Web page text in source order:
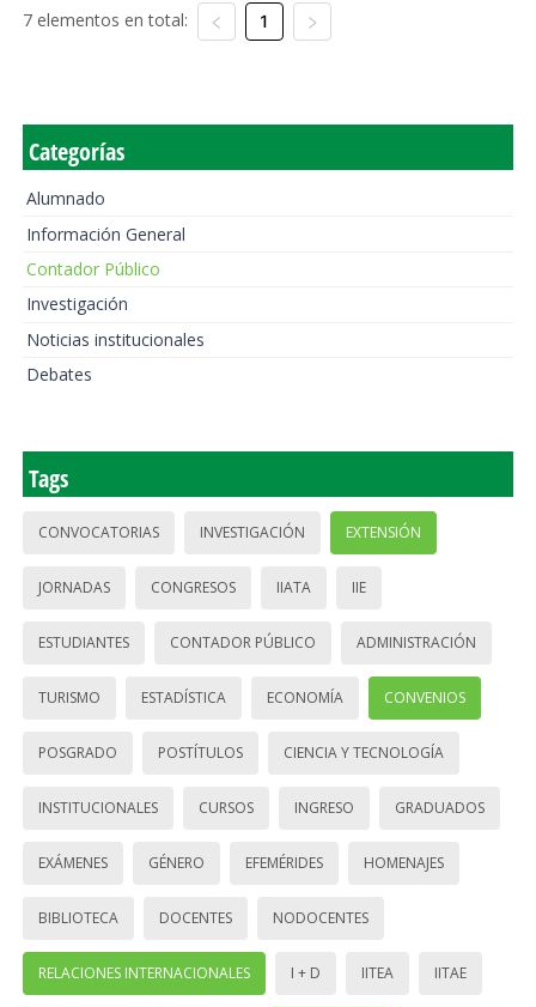
7 elementos en total: 1
Categorías
Alumnado
Información General
Contador Público
Investigación
Noticias institucionales
Debates
Tags
CONVOCATORIAS INVESTIGACIÓN EXTENSIÓN
JORNADAS CONGRESOS IIATA IIE
ESTUDIANTES CONTADOR PÚBLICO ADMINISTRACIÓN
TURISMO ESTADÍSTICA ECONOMÍA CONVENIOS
POSGRADO POSTÍTULOS CIENCIA Y TECNOLOGÍA
INSTITUCIONALES CURSOS INGRESO GRADUADOS
EXÁMENES GÉNERO EFEMÉRIDES HOMENAJES
BIBLIOTECA DOCENTES NODOCENTES
RELACIONES INTERNACIONALES I + D IITEA IITAE